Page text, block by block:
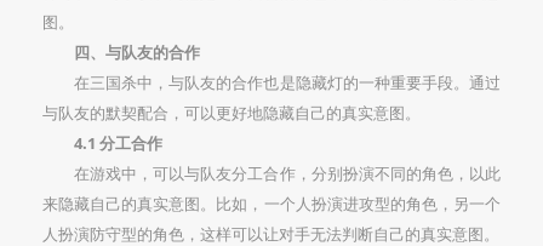
图。
四、与队友的合作
在三国杀中，与队友的合作也是隐藏灯的一种重要手段。通过
与队友的默契配合，可以更好地隐藏自己的真实意图。
4.1 分工合作
在游戏中，可以与队友分工合作，分别扮演不同的角色，以此
来隐藏自己的真实意图。比如，一个人扮演进攻型的角色，另一个
人扮演防守型的角色，这样可以让对手无法判断自己的真实意图。